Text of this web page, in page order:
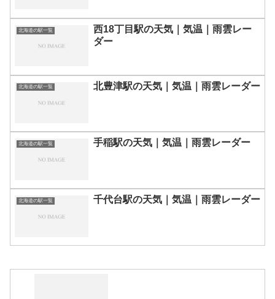
北海道の駅一覧
西18丁目駅の天気｜気温｜雨雲レー
ダー
北海道の駅一覧 北豊津駅の天気｜気温｜雨雲レーダー
北海道の駅一覧 手稲駅の天気｜気温｜雨雲レーダー
北海道の駅一覧 千代台駅の天気｜気温｜雨雲レーダー